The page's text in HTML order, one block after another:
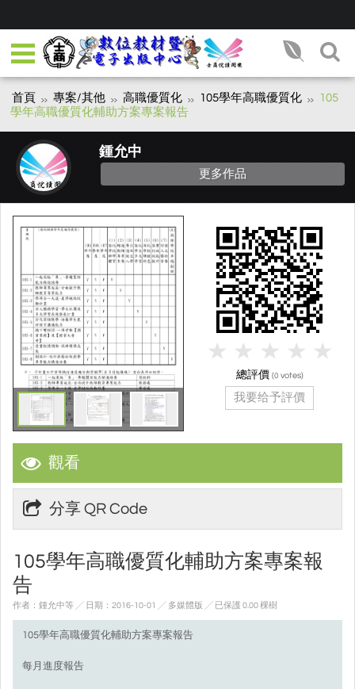
首頁 專案/其他 高職優質化 105學年高職優質化
105
學年高職優質化輔助方案專案報告
鍾允中
更多作品
觀看
分享 QR Code
105學年高職優質化輔助方案專案報
告
作者：鍾允中等 ╱ 日期：2016-10-01 ╱ 多媒體版 ╱ 已保護 0.00 棵樹
105學年高職優質化輔助方案專案報告
每月進度報告
總評價 (0 votes)
我要给予評價